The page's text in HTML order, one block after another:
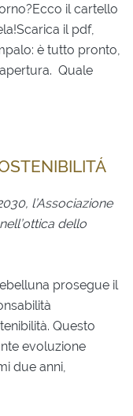
il cartello
il pdf,
è tutto pronto,
Quale
l’Associazione
dello
prosegue il
Questo
evoluzione
due anni,